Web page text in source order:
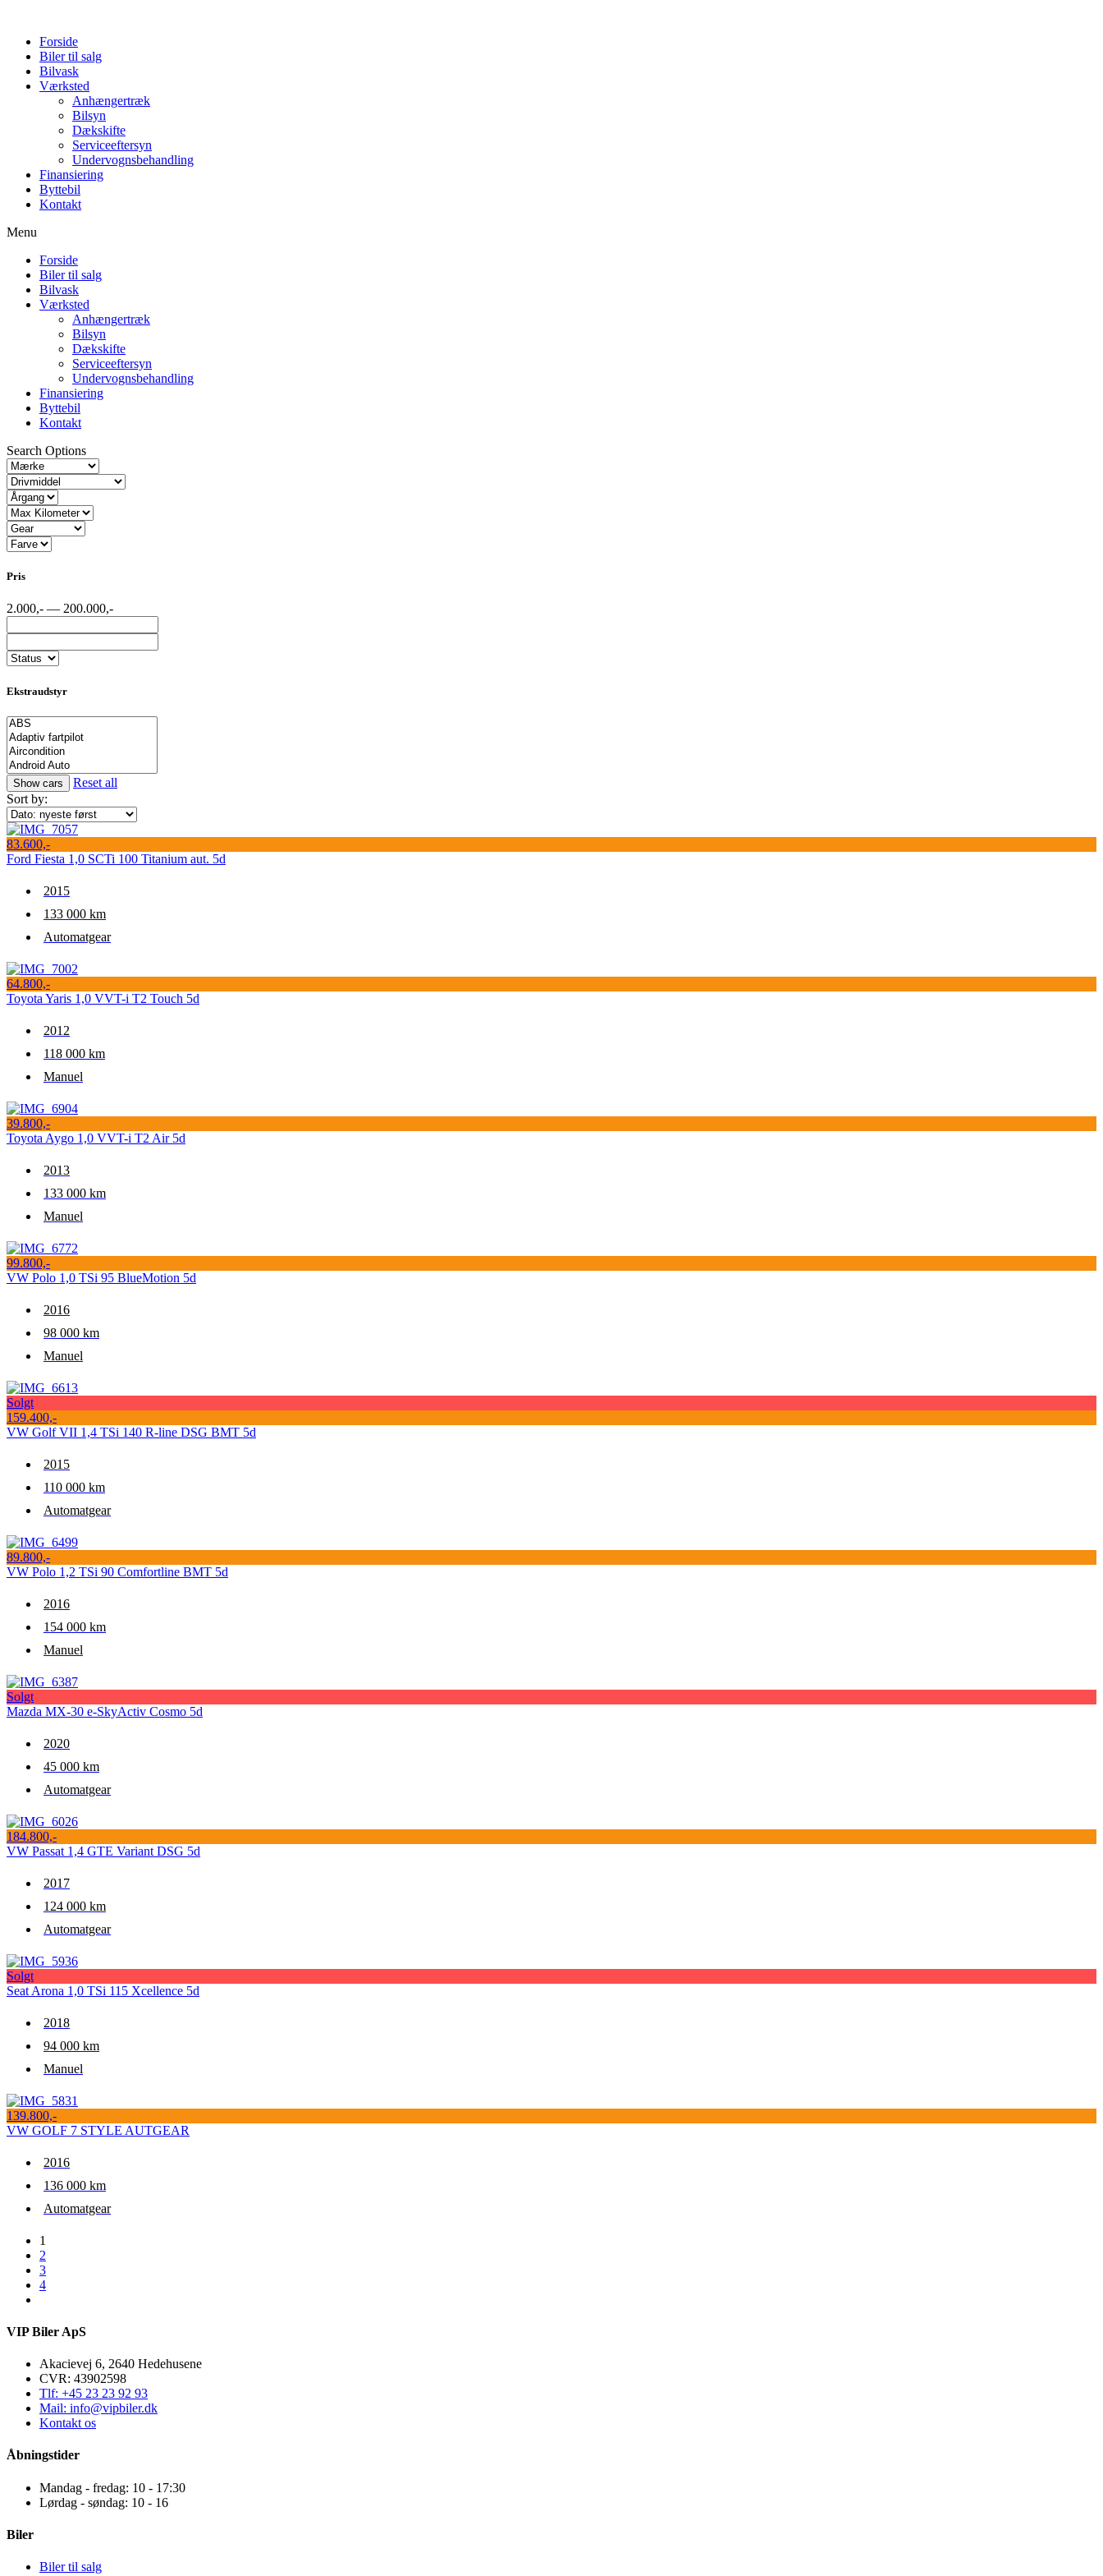
Forside
Biler til salg
Bilvask
Værksted
Anhængertræk
Bilsyn
Dækskifte
Serviceeftersyn
Undervognsbehandling
Finansiering
Byttebil
Kontakt
Menu
Forside
Biler til salg
Bilvask
Værksted
Anhængertræk
Bilsyn
Dækskifte
Serviceeftersyn
Undervognsbehandling
Finansiering
Byttebil
Kontakt
Search Options
Pris
2.000,- — 200.000,-
Ekstraudstyr
Reset all
Sort by:
83.600,-
Ford Fiesta 1,0 SCTi 100 Titanium aut. 5d
2015
133 000 km
Automatgear
64.800,-
Toyota Yaris 1,0 VVT-i T2 Touch 5d
2012
118 000 km
Manuel
39.800,-
Toyota Aygo 1,0 VVT-i T2 Air 5d
2013
133 000 km
Manuel
99.800,-
VW Polo 1,0 TSi 95 BlueMotion 5d
2016
98 000 km
Manuel
Solgt
159.400,-
VW Golf VII 1,4 TSi 140 R-line DSG BMT 5d
2015
110 000 km
Automatgear
89.800,-
VW Polo 1,2 TSi 90 Comfortline BMT 5d
2016
154 000 km
Manuel
Solgt
Mazda MX-30 e-SkyActiv Cosmo 5d
2020
45 000 km
Automatgear
184.800,-
VW Passat 1,4 GTE Variant DSG 5d
2017
124 000 km
Automatgear
Solgt
Seat Arona 1,0 TSi 115 Xcellence 5d
2018
94 000 km
Manuel
139.800,-
VW GOLF 7 STYLE AUTGEAR
2016
136 000 km
Automatgear
1
2
3
4
VIP Biler ApS
Akacievej 6, 2640 Hedehusene
CVR: 43902598
Tlf: +45 23 23 92 93
Mail: info@vipbiler.dk
Kontakt os
Åbningstider
Mandag - fredag: 10 - 17:30
Lørdag - søndag: 10 - 16
Biler
Biler til salg